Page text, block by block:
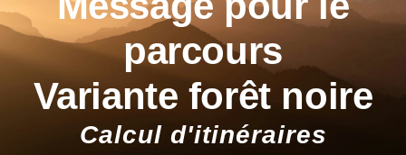
parcours
Variante forêt noire
Calcul d'itinéraires